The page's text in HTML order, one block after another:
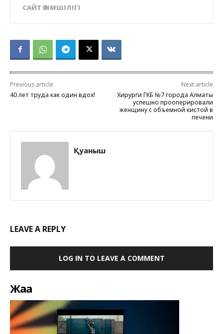
САЙТ ӘКІМШІЛІГІ
Previous article
40 лет труда как один вдох!
Next article
Хирурги ГКБ №7 города Алматы
успешно прооперировали
женщину с объемной кистой в
печени
Қуаныш
LEAVE A REPLY
LOG IN TO LEAVE A COMMENT
Жаңа